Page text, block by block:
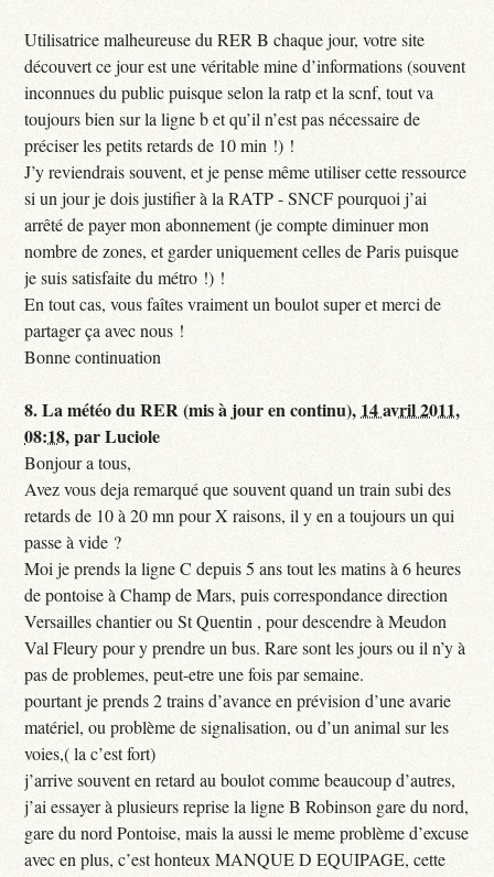
Utilisatrice malheureuse du RER B chaque jour, votre site
découvert ce jour est une véritable mine d’informations (souvent
inconnues du public puisque selon la ratp et la scnf, tout va
toujours bien sur la ligne b et qu’il n’est pas nécessaire de
préciser les petits retards de 10 min !) !
J’y reviendrais souvent, et je pense même utiliser cette ressource
si un jour je dois justifier à la RATP - SNCF pourquoi j’ai
arrêté de payer mon abonnement (je compte diminuer mon
nombre de zones, et garder uniquement celles de Paris puisque
je suis satisfaite du métro !) !
En tout cas, vous faîtes vraiment un boulot super et merci de
partager ça avec nous !
Bonne continuation
8.La météo du RER (mis à jour en continu), 14 avril 2011,
08:18,parLuciole
Bonjour a tous,
Avez vous deja remarqué que souvent quand un train subi des
retards de 10 à 20 mn pour X raisons, il y en a toujours un qui
passe à vide ?
Moi je prends la ligne C depuis 5 ans tout les matins à 6 heures
de pontoise à Champ de Mars, puis correspondance direction
Versailles chantier ou St Quentin , pour descendre à Meudon
Val Fleury pour y prendre un bus. Rare sont les jours ou il n’y à
pas de problemes, peut-etre une fois par semaine.
pourtant je prends 2 trains d’avance en prévision d’une avarie
matériel, ou problème de signalisation, ou d’un animal sur les
voies,( la c’est fort)
j’arrive souvent en retard au boulot comme beaucoup d’autres,
j’ai essayer à plusieurs reprise la ligne B Robinson gare du nord,
gare du nord Pontoise, mais la aussi le meme problème d’excuse
avec en plus, c’est honteux MANQUE D EQUIPAGE, cette